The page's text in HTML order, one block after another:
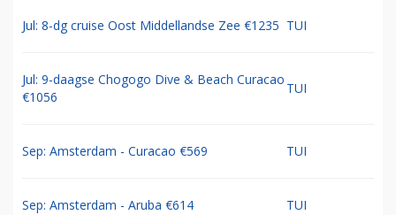
Jul: 8-dg cruise Oost Middellandse Zee €1235 TUI
Jul: 9-daagse Chogogo Dive & Beach Curacao
€1056
TUI
Sep: Amsterdam - Curacao €569 TUI
Sep: Amsterdam - Aruba €614 TUI